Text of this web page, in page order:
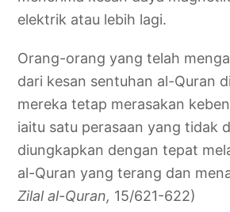
elektrik atau lebih lagi.
Orang-orang yang telah
dari kesan sentuhan al-Quran
mereka tetap merasakan
iaitu satu perasaan yang tidak
diungkapkan dengan tepat
al-Quran yang terang dan
Zilal al-Quran, 15/621-622)